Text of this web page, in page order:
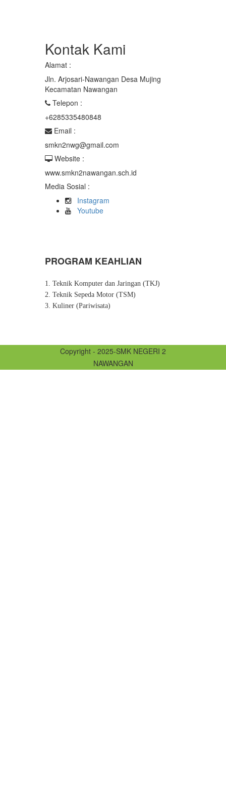
Kontak Kami
Alamat :
Jln. Arjosari-Nawangan Desa Mujing
Kecamatan Nawangan
Telepon :
+6285335480848
Email :
smkn2nwg@gmail.com
Website :
www.smkn2nawangan.sch.id
Media Sosial :
Instagram
Youtube
PROGRAM KEAHLIAN
1. Teknik Komputer dan Jaringan (TKJ)
2. Teknik Sepeda Motor (TSM)
3. Kuliner (Pariwisata)
Copyright - 2025-SMK NEGERI 2
NAWANGAN